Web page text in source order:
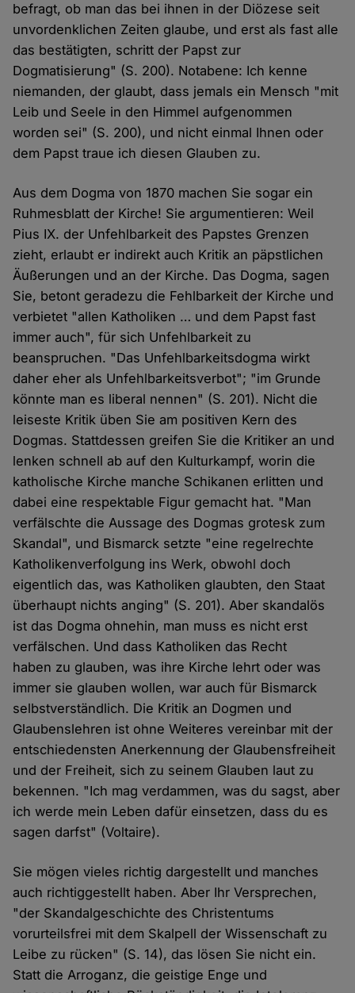
befragt, ob man das bei ihnen in der Diözese seit
unvordenklichen Zeiten glaube, und erst als fast alle
das bestätigten, schritt der Papst zur
Dogmatisierung" (S. 200). Notabene: Ich kenne
niemanden, der glaubt, dass jemals ein Mensch "mit
Leib und Seele in den Himmel aufgenommen
worden sei" (S. 200), und nicht einmal Ihnen oder
dem Papst traue ich diesen Glauben zu.
Aus dem Dogma von 1870 machen Sie sogar ein
Ruhmesblatt der Kirche! Sie argumentieren: Weil
Pius IX. der Unfehlbarkeit des Papstes Grenzen
zieht, erlaubt er indirekt auch Kritik an päpstlichen
Äußerungen und an der Kirche. Das Dogma, sagen
Sie, betont geradezu die Fehlbarkeit der Kirche und
verbietet "allen Katholiken … und dem Papst fast
immer auch", für sich Unfehlbarkeit zu
beanspruchen. "Das Unfehlbarkeitsdogma wirkt
daher eher als Unfehlbarkeitsverbot"; "im Grunde
könnte man es liberal nennen" (S. 201). Nicht die
leiseste Kritik üben Sie am positiven Kern des
Dogmas. Stattdessen greifen Sie die Kritiker an und
lenken schnell ab auf den Kulturkampf, worin die
katholische Kirche manche Schikanen erlitten und
dabei eine respektable Figur gemacht hat. "Man
verfälschte die Aussage des Dogmas grotesk zum
Skandal", und Bismarck setzte "eine regelrechte
Katholikenverfolgung ins Werk, obwohl doch
eigentlich das, was Katholiken glaubten, den Staat
überhaupt nichts anging" (S. 201). Aber skandalös
ist das Dogma ohnehin, man muss es nicht erst
verfälschen. Und dass Katholiken das Recht
haben zu glauben, was ihre Kirche lehrt oder was
immer sie glauben wollen, war auch für Bismarck
selbstverständlich. Die Kritik an Dogmen und
Glaubenslehren ist ohne Weiteres vereinbar mit der
entschiedensten Anerkennung der Glaubensfreiheit
und der Freiheit, sich zu seinem Glauben laut zu
bekennen. "Ich mag verdammen, was du sagst, aber
ich werde mein Leben dafür einsetzen, dass du es
sagen darfst" (Voltaire).
Sie mögen vieles richtig dargestellt und manches
auch richtiggestellt haben. Aber Ihr Versprechen,
"der Skandalgeschichte des Christentums
vorurteilsfrei mit dem Skalpell der Wissenschaft zu
Leibe zu rücken" (S. 14), das lösen Sie nicht ein.
Statt die Arroganz, die geistige Enge und